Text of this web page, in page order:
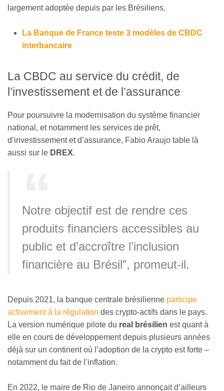
largement adoptée depuis par les Brésiliens.
La Banque de France teste 3 modèles de CBDC
interbancaire
La CBDC au service du crédit, de
l’investissement et de l’assurance
Pour poursuivre la modernisation du système financier
national, et notamment les services de prêt,
d’investissement et d’assurance, Fabio Araujo table là
aussi sur le DREX.
Notre objectif est de rendre ces
produits financiers accessibles au
public et d’accroître l’inclusion
financière au Brésil”, promeut-il.
Depuis 2021, la banque centrale brésilienne participe
activement à la régulation des crypto-actifs dans le pays.
La version numérique pilote du real brésilien est quant à
elle en cours de développement depuis plusieurs années
déjà sur un continent où l’adoption de la crypto est forte –
notamment du fait de l’inflation.
En 2022, le maire de Rio de Janeiro annonçait d’ailleurs